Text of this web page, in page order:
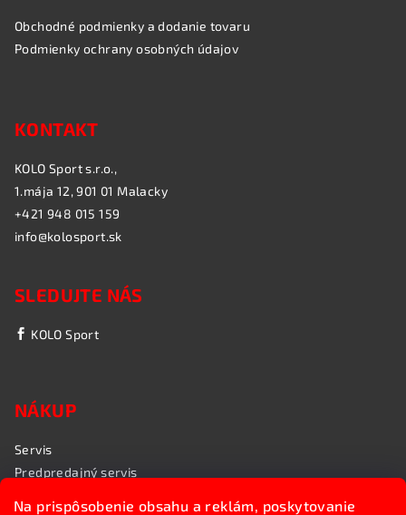
Na prispôsobenie obsahu a reklám, poskytovanie
Obchodné podmienky a dodanie tovaru
Podmienky ochrany osobných údajov
KONTAKT
KOLO Sport s.r.o.,
1.mája 12, 901 01 Malacky
+421 948 015 159
info@kolosport.sk
SLEDUJTE NÁS
KOLO Sport
NÁKUP
Servis
Predpredajný servis